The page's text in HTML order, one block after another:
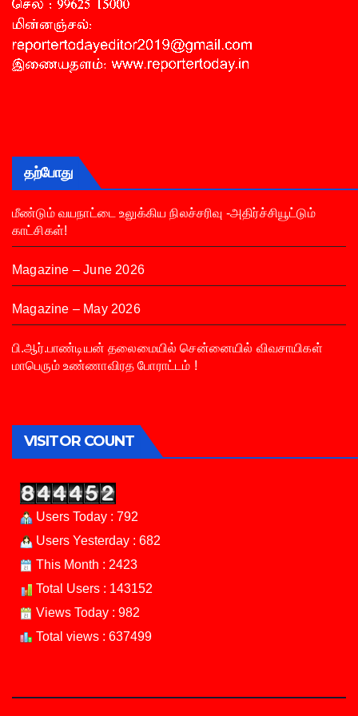
தற்போது
மீண்டும் வயநாட்டை உலுக்கிய நிலச்சரிவு -அதிர்ச்சியூட்டும்
காட்சிகள்!
Magazine – June 2026
Magazine – May 2026
பி.ஆர்.பாண்டியன் தலைமையில் சென்னையில் விவசாயிகள்
மாபெரும் உண்ணாவிரத போராட்டம் !
VISITOR COUNT
Users Today : 792
Users Yesterday : 682
This Month : 2423
Total Users : 143152
Views Today : 982
Total views : 637499